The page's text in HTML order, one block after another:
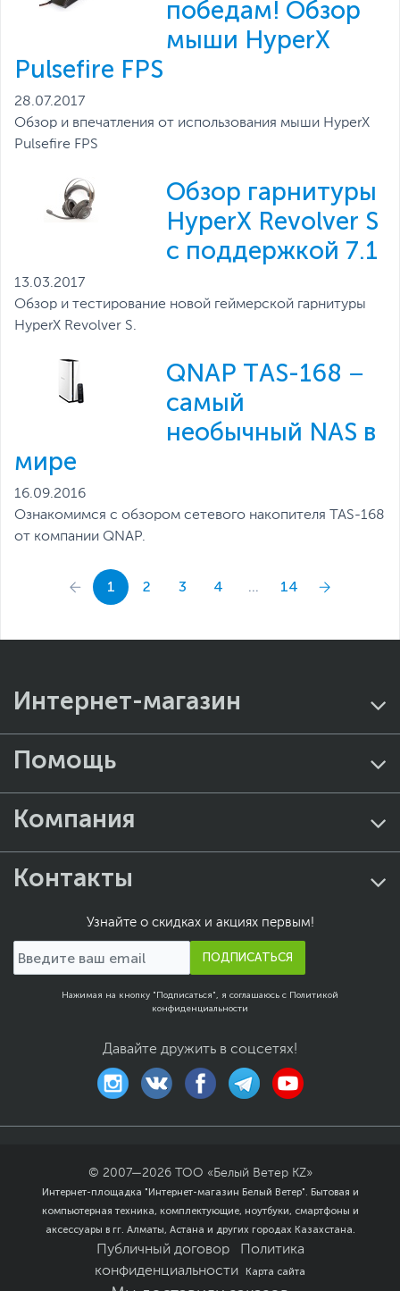
победам! Обзор
мыши HyperX
Pulsefire FPS
28.07.2017
Обзор и впечатления от использования мыши HyperX
Pulsefire FPS
Обзор гарнитуры
HyperX Revolver S
с поддержкой 7.1
13.03.2017
Обзор и тестирование новой геймерской гарнитуры
HyperX Revolver S.
QNAP TAS-168 –
самый
необычный NAS в
мире
16.09.2016
Ознакомимся с обзором сетевого накопителя TAS-168
от компании QNAP.
1 2 3 4 ... 14
Интернет-магазин
Помощь
Компания
Контакты
Узнайте о скидках и акциях первым!
ПОДПИСАТЬСЯ
Нажимая на кнопку "Подписаться", я соглашаюсь с Политикой
конфиденциальности
Давайте дружить в соцсетях!
© 2007—2026
ТОО «Белый Ветер KZ»
Интернет-площадка "Интернет-магазин Белый Ветер". Бытовая и
компьютерная техника, комплектующие, ноутбуки, смартфоны и
аксессуары в гг. Алматы, Астана и других городах Казахстана.
Публичный договор
Политика
конфиденциальности
Карта сайта